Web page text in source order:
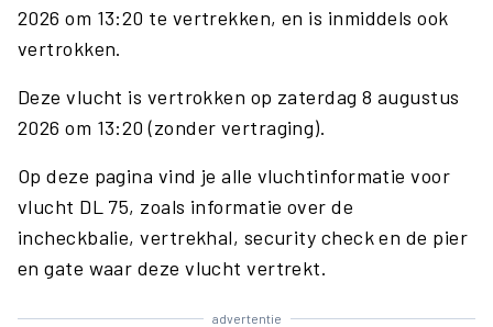
2026 om 13:20 te vertrekken, en is inmiddels ook
vertrokken.
Deze vlucht is vertrokken op zaterdag 8 augustus
2026 om 13:20 (zonder vertraging).
Op deze pagina vind je alle vluchtinformatie voor
vlucht DL 75, zoals informatie over de
incheckbalie, vertrekhal, security check en de pier
en gate waar deze vlucht vertrekt.
advertentie